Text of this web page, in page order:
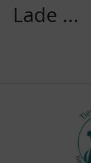
Lade ...